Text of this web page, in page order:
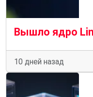
10 дней назад